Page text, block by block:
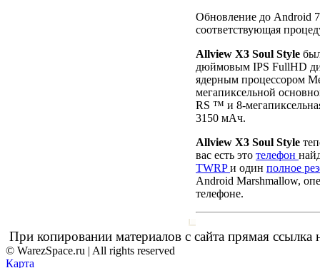
Обновление до Android
соответствующая
Allview X3 Soul Style
дюймовым IPS FullHD
ядерным процессором
мегапиксельной
RS ™ и 8-
3150 мАч.
Allview X3 Soul Style
вас есть это телефон
TWRPи один полное
Android Marshmallow,
телефоне.
При копировании материалов с сайта прямая ссылка
© WarezSpace.ru | All rights reserved
Карта